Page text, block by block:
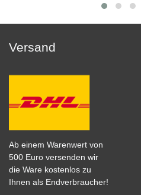
Versand
Ab einem Warenwert von
500 Euro versenden wir
die Ware kostenlos zu
Ihnen als Endverbraucher!